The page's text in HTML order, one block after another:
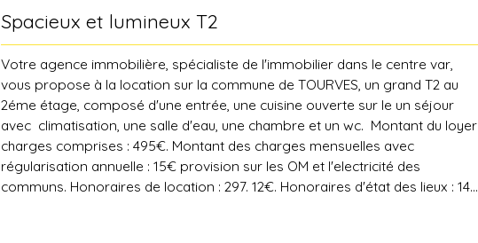
Spacieux et lumineux T2
Votre agence immobilière, spécialiste de l'immobilier dans le centre var,
vous propose à la location sur la commune de TOURVES, un grand T2 au
2éme étage, composé d'une entrée, une cuisine ouverte sur le un séjour
avec climatisation, une salle d'eau, une chambre et un wc. Montant du loyer
charges comprises : 495€. Montant des charges mensuelles avec
régularisation annuelle : 15€ provision sur les OM et l'electricité des
communs. Honoraires de location : 297. 12€. Honoraires d'état des lieux : 148.